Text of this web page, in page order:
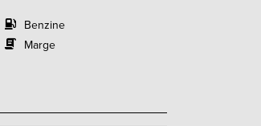
Benzine
Marge